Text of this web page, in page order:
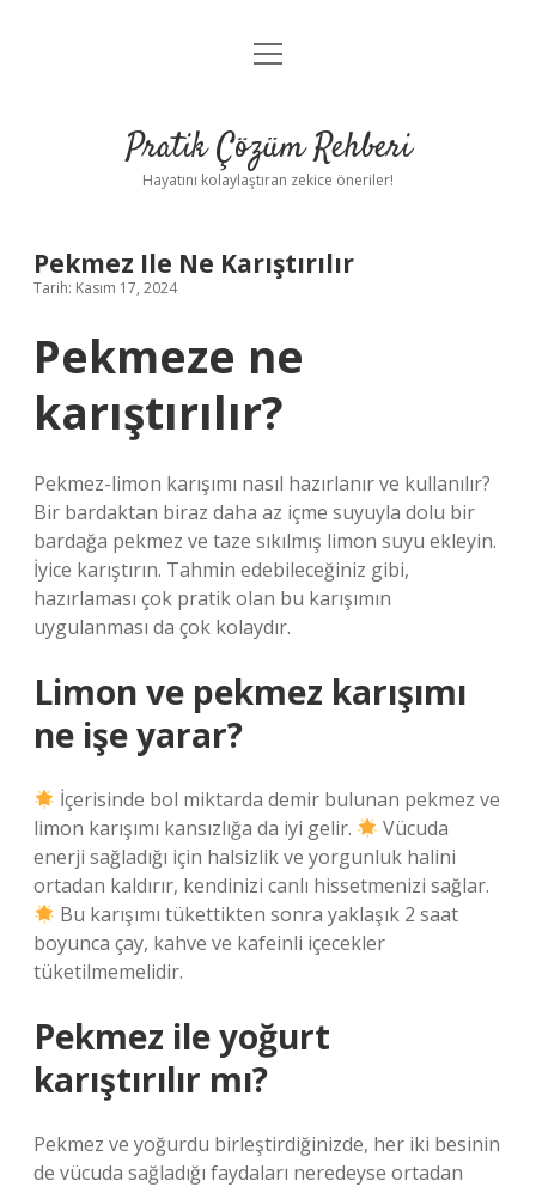
Anasayfa
Yasal Uyarı
menüyü
Pratik Çözüm Rehberi
Hayatını kolaylaştıran zekice öneriler!
Pekmez Ile Ne Karıştırılır
Tarih: Kasım 17, 2024
Pekmeze ne
karıştırılır?
Pekmez-limon karışımı nasıl hazırlanır ve kullanılır?
Bir bardaktan biraz daha az içme suyuyla dolu bir
bardağa pekmez ve taze sıkılmış limon suyu ekleyin.
İyice karıştırın. Tahmin edebileceğiniz gibi,
hazırlaması çok pratik olan bu karışımın
uygulanması da çok kolaydır.
Limon ve pekmez karışımı
ne işe yarar?
İçerisinde bol miktarda demir bulunan pekmez ve
limon karışımı kansızlığa da iyi gelir.
Vücuda
enerji sağladığı için halsizlik ve yorgunluk halini
ortadan kaldırır, kendinizi canlı hissetmenizi sağlar.
Bu karışımı tükettikten sonra yaklaşık 2 saat
boyunca çay, kahve ve kafeinli içecekler
tüketilmemelidir.
Pekmez ile yoğurt
karıştırılır mı?
Pekmez ve yoğurdu birleştirdiğinizde, her iki besinin
de vücuda sağladığı faydaları neredeyse ortadan